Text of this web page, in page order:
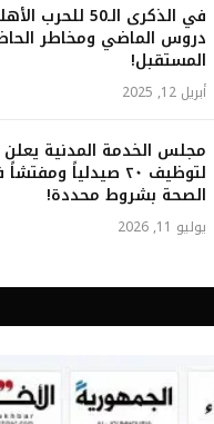
في الذكرى الـ50
دروس الماضي ومخاطر
المستقبل!
أبريل 12, 2025
مجلس الخدمة المدنية يعلن
لتوظيف ٢٠ صيدلياً
الصحة بشروط محددة!
يوليو 11, 2026